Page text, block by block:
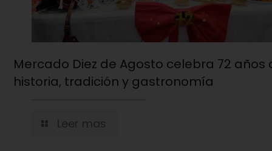
Mercado Diez de Agosto celebra 72 años
historia, tradición y gastronomía
Leer mas